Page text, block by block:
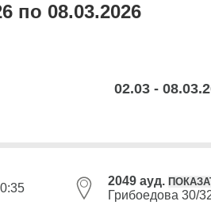
по 08.03.2026
02.03 -
2049 ауд.
Грибоедова 30/